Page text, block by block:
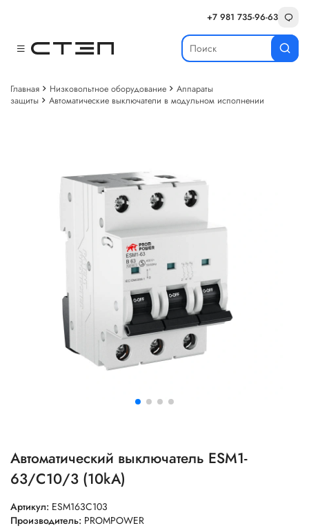
+7 981 735-96-63
Главная Низковольтное оборудование
Аппараты
защиты
Автоматические выключатели в модульном исполнении
Автоматический выключатель ESM1-
63/C10/3 (10kA)
Артикул: ESM163C103
Производитель: PROMPOWER